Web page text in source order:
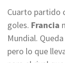
Cuarto partido
goles. Francia
Mundial.
pero lo que